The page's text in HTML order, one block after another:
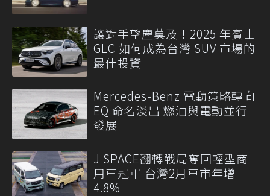
讓對手望塵莫及！2025 年賓士
GLC 如何成為台灣 SUV 市場的
最佳投資
Mercedes-Benz 電動策略轉向
EQ 命名淡出 燃油與電動並行
發展
J SPACE翻轉戰局奪回輕型商
用車冠軍 台灣2月車市年增
4.8%